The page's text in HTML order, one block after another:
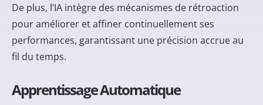
De plus, l’IA intègre des mécanismes de rétroaction
pour améliorer et affiner continuellement ses
performances, garantissant une précision accrue au
fil du temps.
Apprentissage Automatique